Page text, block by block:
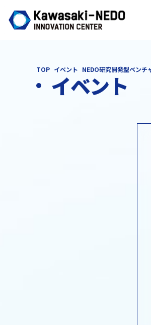
TOP イベント NEDO研究開発型ベンチ
イベント